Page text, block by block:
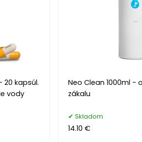
20 kapsúl.
vody
Neo Clean 1000ml -
zákalu
Skladom
14.10 €